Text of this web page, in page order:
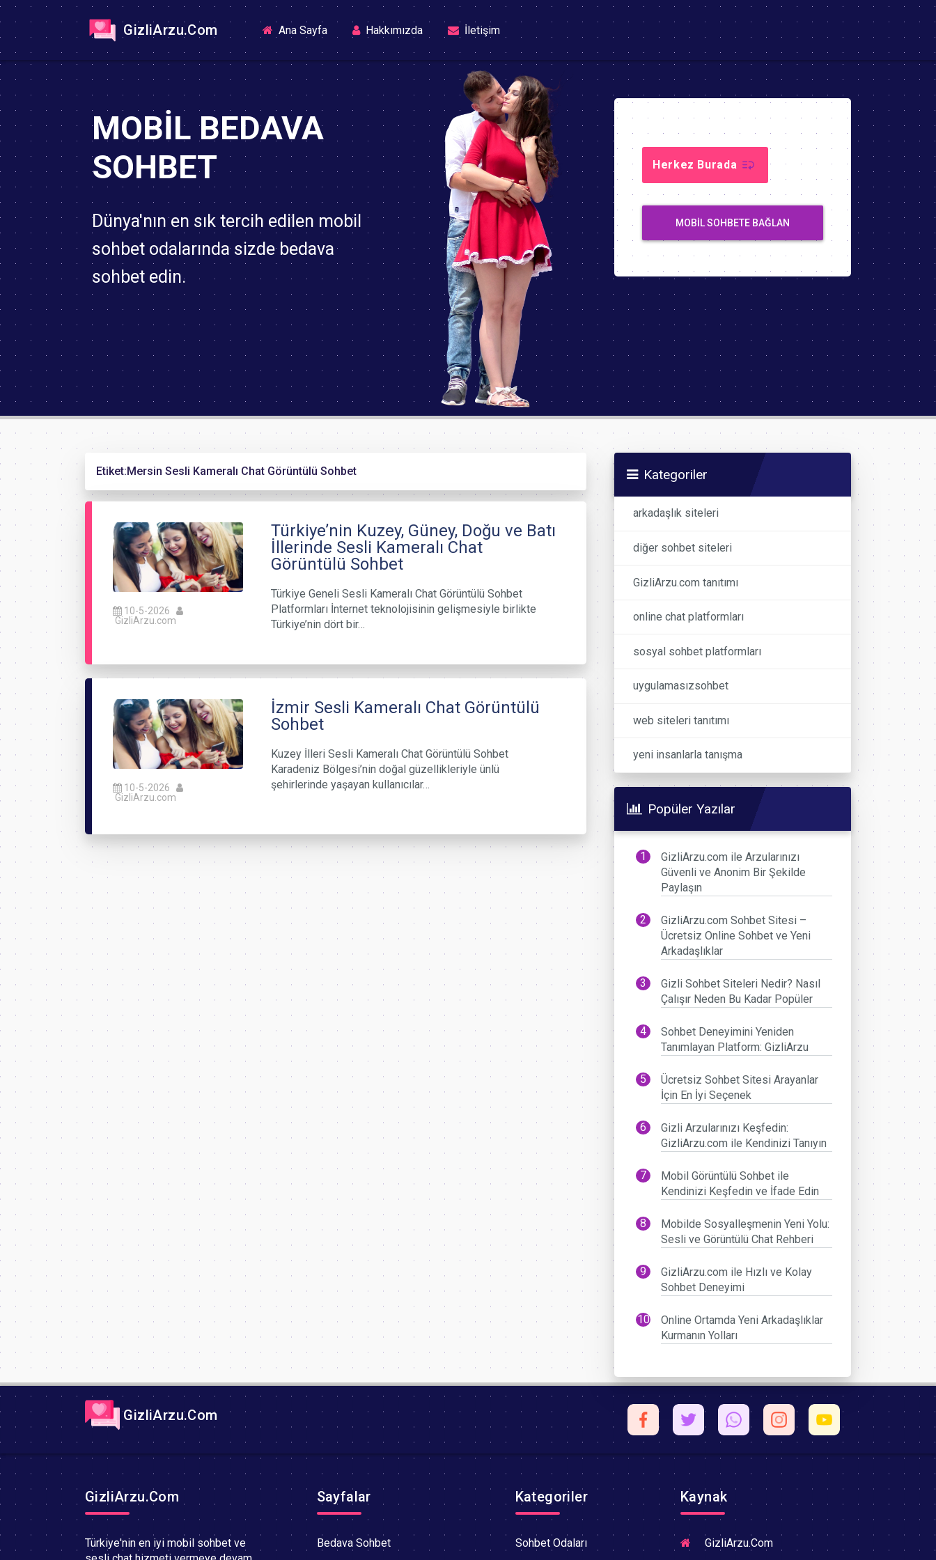
GizliArzu.Com Ana Sayfa(current)Hakkımızda İletişim
MOBIL BEDAVA
SOHBET
Dünya'nın en sık tercih edilen mobil
sohbet odalarında sizde bedava
sohbet edin.
Herkez Burada
MOBIL SOHBETE BAĞLAN
Etiket: Mersin Sesli Kameralı Chat Görüntülü Sohbet
10-5-2026
GizliArzu.com
Türkiye’nin Kuzey, Güney, Doğu ve Batı
İllerinde Sesli Kameralı Chat
Görüntülü Sohbet
Türkiye Geneli Sesli Kameralı Chat Görüntülü Sohbet
Platformları İnternet teknolojisinin gelişmesiyle birlikte
Türkiye’nin dört bir…
10-5-2026
GizliArzu.com
İzmir Sesli Kameralı Chat Görüntülü
Sohbet
Kuzey İlleri Sesli Kameralı Chat Görüntülü Sohbet
Karadeniz Bölgesi’nin doğal güzellikleriyle ünlü
şehirlerinde yaşayan kullanıcılar…
Kategoriler
arkadaşlık siteleri
diğer sohbet siteleri
GizliArzu.com tanıtımı
online chat platformları
sosyal sohbet platformları
uygulamasızsohbet
web siteleri tanıtımı
yeni insanlarla tanışma
Popüler Yazılar
GizliArzu.com ile Arzularınızı
Güvenli ve Anonim Bir Şekilde
Paylaşın
GizliArzu.com Sohbet Sitesi –
Ücretsiz Online Sohbet ve Yeni
Arkadaşlıklar
Gizli Sohbet Siteleri Nedir? Nasıl
Çalışır Neden Bu Kadar Popüler
Sohbet Deneyimini Yeniden
Tanımlayan Platform: GizliArzu
Ücretsiz Sohbet Sitesi Arayanlar
İçin En İyi Seçenek
Gizli Arzularınızı Keşfedin:
GizliArzu.com ile Kendinizi Tanıyın
Mobil Görüntülü Sohbet ile
Kendinizi Keşfedin ve İfade Edin
Mobilde Sosyalleşmenin Yeni Yolu:
Sesli ve Görüntülü Chat Rehberi
GizliArzu.com ile Hızlı ve Kolay
Sohbet Deneyimi
Online Ortamda Yeni Arkadaşlıklar
Kurmanın Yolları
GizliArzu.Com
GizliArzu.Com
Türkiye'nin en iyi mobil sohbet ve
Sayfalar
Bedava Sohbet
Kategoriler
Sohbet Odaları
Kaynak
GizliArzu.Com